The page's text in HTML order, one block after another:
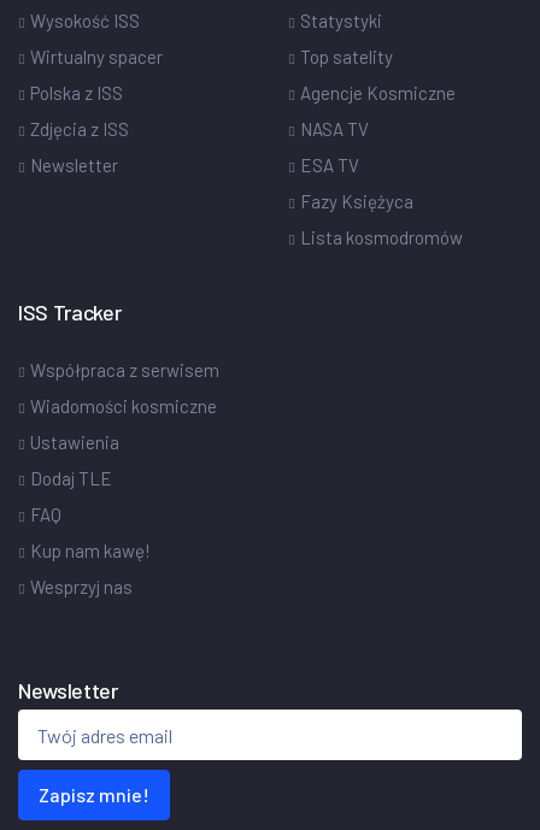
Wysokość ISS
Wirtualny spacer
Polska z ISS
Zdjęcia z ISS
Newsletter
Statystyki
Top satelity
Agencje Kosmiczne
NASA TV
ESA TV
Fazy Księżyca
Lista kosmodromów
ISS Tracker
Współpraca z serwisem
Wiadomości kosmiczne
Ustawienia
Dodaj TLE
FAQ
Kup nam kawę!
Wesprzyj nas
Newsletter
Zapisz mnie!